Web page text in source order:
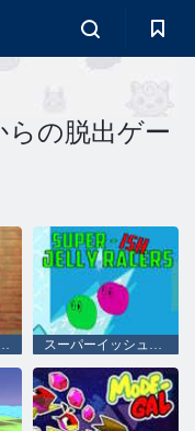
らの脱出ゲー
エスケープ: 湖 スーパーイッシュゼリーレーサー